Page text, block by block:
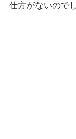
仕方がないので